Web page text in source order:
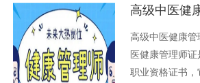
高级中医健康管
医健康管理师
职业资格证书